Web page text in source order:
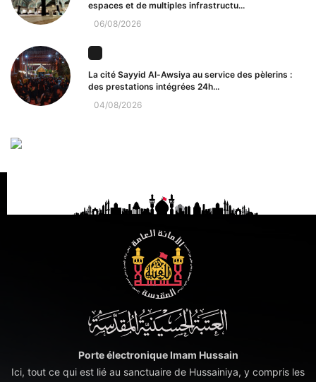
espaces et de multiples infrastructu...
06/08/2026
La cité Sayyid Al-Awsiya au service des pèlerins :
des prestations intégrées 24h...
04/08/2026
Porte électronique Imam Hussain
Ici, tout ce qui est lié au sanctuaire de Hussainiya, y compris les